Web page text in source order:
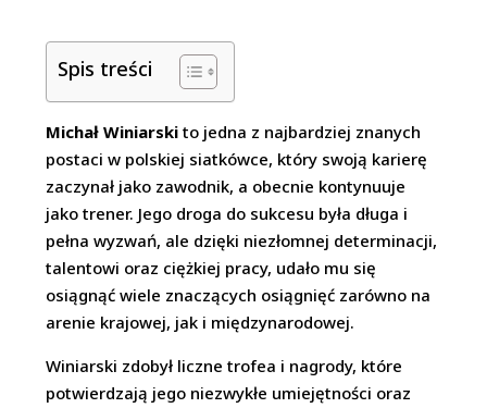
Spis treści
Michał Winiarski to jedna z najbardziej znanych
postaci w polskiej siatkówce, który swoją karierę
zaczynał jako zawodnik, a obecnie kontynuuje
jako trener. Jego droga do sukcesu była długa i
pełna wyzwań, ale dzięki niezłomnej determinacji,
talentowi oraz ciężkiej pracy, udało mu się
osiągnąć wiele znaczących osiągnięć zarówno na
arenie krajowej, jak i międzynarodowej.
Winiarski zdobył liczne trofea i nagrody, które
potwierdzają jego niezwykłe umiejętności oraz